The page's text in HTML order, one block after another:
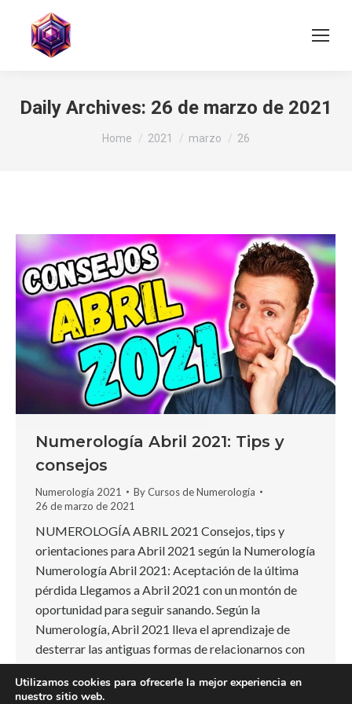
Daily Archives: 26 de marzo de 2021
You are here:
Home 2021 marzo 26
Numerología Abril 2021: Tips y
consejos
Numerología 2021 ByCursos de Numerología
26 de marzo de 2021
NUMEROLOGÍA ABRIL 2021 Consejos, tips y
orientaciones para Abril 2021 según la Numerología
Numerología Abril 2021: Aceptación de la última
pérdida Llegamos a Abril 2021 con un montón de
oportunidad para seguir sanando. Según la
Numerología, Abril 2021 lleva el aprendizaje de
desterrar las antiguas formas de relacionarnos con
la Vida que no contribuyen a…
Utilizamos cookies para ofrecerle la mejor experiencia en
nuestro sitio web.